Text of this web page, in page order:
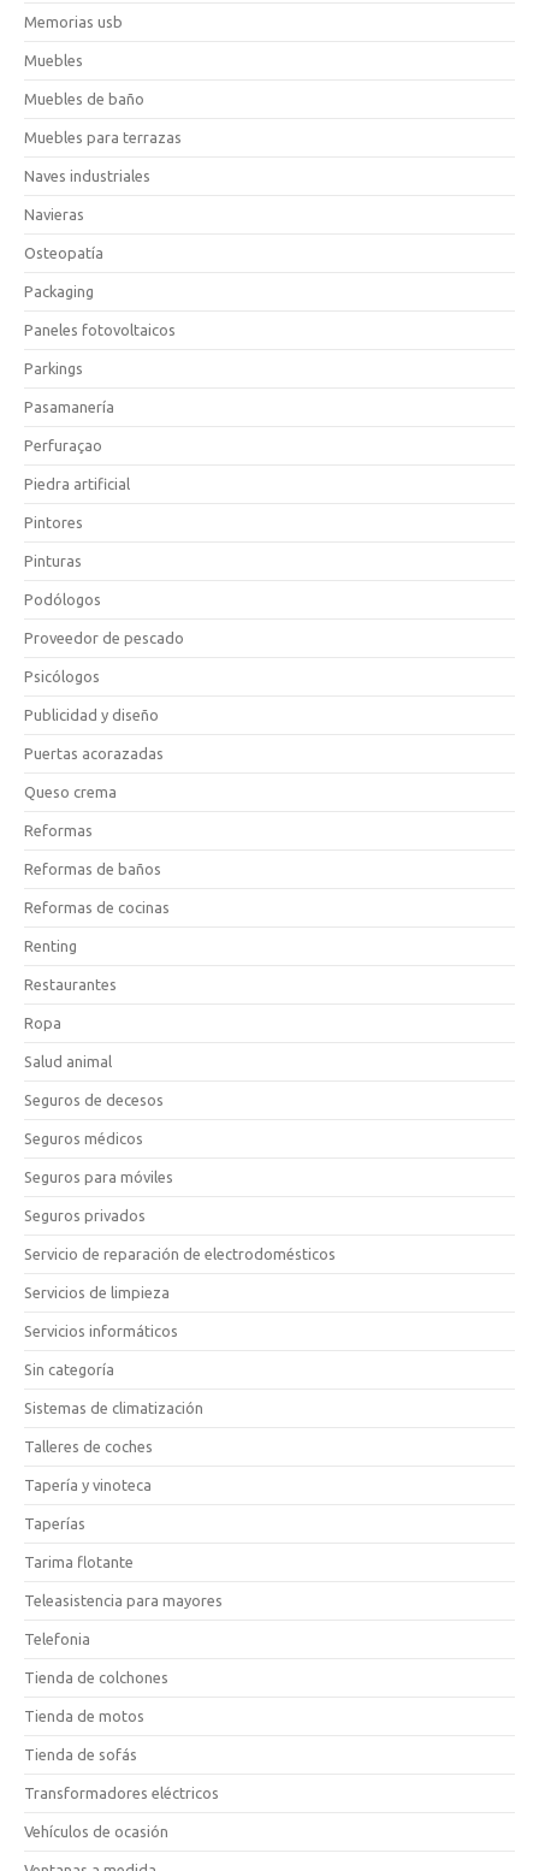
Memorias usb
Muebles
Muebles de baño
Muebles para terrazas
Naves industriales
Navieras
Osteopatía
Packaging
Paneles fotovoltaicos
Parkings
Pasamanería
Perfuraçao
Piedra artificial
Pintores
Pinturas
Podólogos
Proveedor de pescado
Psicólogos
Publicidad y diseño
Puertas acorazadas
Queso crema
Reformas
Reformas de baños
Reformas de cocinas
Renting
Restaurantes
Ropa
Salud animal
Seguros de decesos
Seguros médicos
Seguros para móviles
Seguros privados
Servicio de reparación de electrodomésticos
Servicios de limpieza
Servicios informáticos
Sin categoría
Sistemas de climatización
Talleres de coches
Tapería y vinoteca
Taperías
Tarima flotante
Teleasistencia para mayores
Telefonia
Tienda de colchones
Tienda de motos
Tienda de sofás
Transformadores eléctricos
Vehículos de ocasión